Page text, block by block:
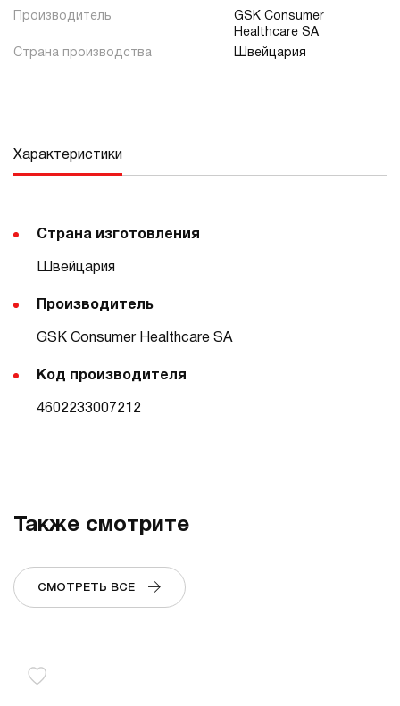
Производитель
GSK Consumer
Healthcare SA
Страна производства
Швейцария
Характеристики
Страна изготовления
Швейцария
Производитель
GSK Consumer Healthcare SA
Код производителя
4602233007212
Также смотрите
СМОТРЕТЬ ВСЕ